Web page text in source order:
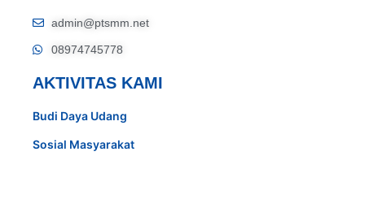
admin@ptsmm.net
08974745778
AKTIVITAS KAMI
Budi Daya Udang
Sosial Masyarakat